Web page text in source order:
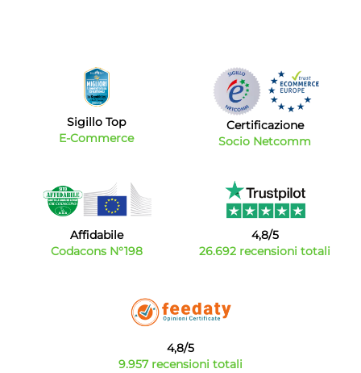
Sigillo Top
E-Commerce
Certificazione
Socio Netcomm
Affidabile
Codacons N°198
4,8/5
26.692 recensioni totali
4,8/5
9.957 recensioni totali